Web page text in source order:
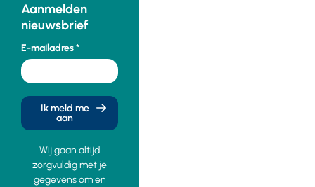
Aanmelden
nieuwsbrief
E-mailadres
Ik meld me
aan
Wij gaan altijd
zorgvuldig met je
gegevens om en